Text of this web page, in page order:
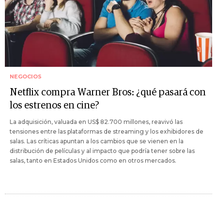
NEGOCIOS
Netflix compra Warner Bros: ¿qué pasará con
los estrenos en cine?
La adquisición, valuada en US$ 82.700 millones, reavivó las
tensiones entre las plataformas de streaming y los exhibidores de
salas. Las críticas apuntan a los cambios que se vienen en la
distribución de películas y al impacto que podría tener sobre las
salas, tanto en Estados Unidos como en otros mercados.